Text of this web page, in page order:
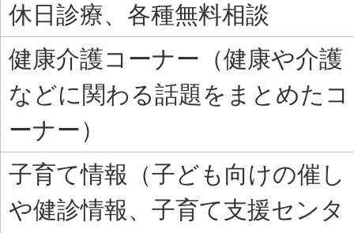
休日診療、各種無料相談
健康介護コーナー（健康や介護
などに関わる話題をまとめたコ
ーナー）
子育て情報（子ども向けの催し
や健診情報、子育て支援センタ